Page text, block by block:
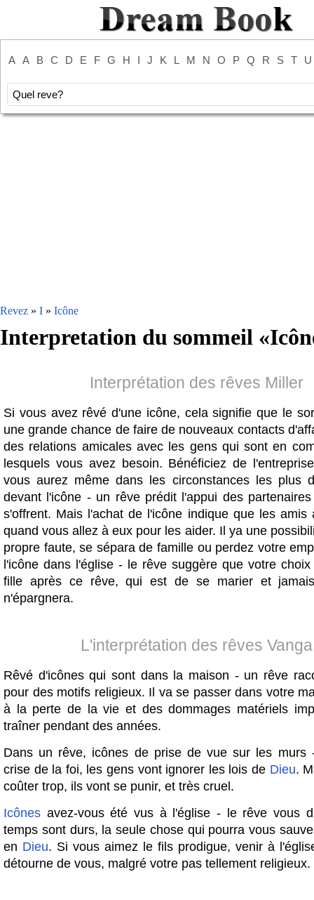
A A B C D E F G H I J K L M N O P Q R S T U
Revez » I » Icône
Interpretation du sommeil «
Interprétation des rêves Miller
Si vous avez rêvé d'une icône, cela signifie que le
une grande chance de faire de nouveaux contacts
des relations amicales avec les gens qui sont en
lesquels vous avez besoin. Bénéficiez de
vous aurez même dans les circonstances les plus
devant l'icône - un rêve prédit l'appui des
s'offrent. Mais l'achat de l'icône indique que les amis
quand vous allez à eux pour les aider. Il ya une
propre faute, se sépara de famille ou perdez votre
l'icône dans l'église - le rêve suggère que votre
fille après ce rêve, qui est de se marier et
n'épargnera.
L'interprétation des rêves Vanga
Rêvé d'icônes qui sont dans la maison - un rêve
pour des motifs religieux. Il va se passer dans votre
à la perte de la vie et des dommages matériels
traîner pendant des années.
Dans un rêve, icônes de prise de vue sur les murs
crise de la foi, les gens vont ignorer les lois de Dieu.
coûter trop, ils vont se punir, et très cruel.
Icônes avez-vous été vus à l'église - le rêve vous
temps sont durs, la seule chose qui pourra vous
en Dieu. Si vous aimez le fils prodigue, venir à
détourne de vous, malgré votre pas tellement religieux.